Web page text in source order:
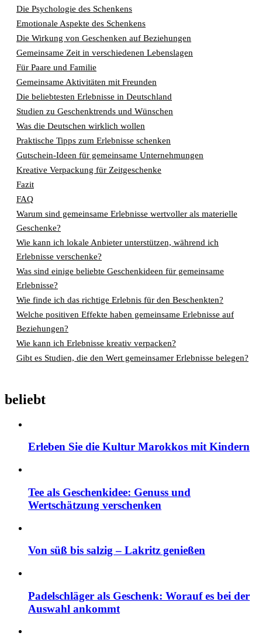
Die Psychologie des Schenkens
Emotionale Aspekte des Schenkens
Die Wirkung von Geschenken auf Beziehungen
Gemeinsame Zeit in verschiedenen Lebenslagen
Für Paare und Familie
Gemeinsame Aktivitäten mit Freunden
Die beliebtesten Erlebnisse in Deutschland
Studien zu Geschenktrends und Wünschen
Was die Deutschen wirklich wollen
Praktische Tipps zum Erlebnisse schenken
Gutschein-Ideen für gemeinsame Unternehmungen
Kreative Verpackung für Zeitgeschenke
Fazit
FAQ
Warum sind gemeinsame Erlebnisse wertvoller als materielle
Geschenke?
Wie kann ich lokale Anbieter unterstützen, während ich
Erlebnisse verschenke?
Was sind einige beliebte Geschenkideen für gemeinsame
Erlebnisse?
Wie finde ich das richtige Erlebnis für den Beschenkten?
Welche positiven Effekte haben gemeinsame Erlebnisse auf
Beziehungen?
Wie kann ich Erlebnisse kreativ verpacken?
Gibt es Studien, die den Wert gemeinsamer Erlebnisse belegen?
beliebt
Erleben Sie die Kultur Marokkos mit Kindern
Tee als Geschenkidee: Genuss und
Wertschätzung verschenken
Von süß bis salzig – Lakritz genießen
Padelschläger als Geschenk: Worauf es bei der
Auswahl ankommt